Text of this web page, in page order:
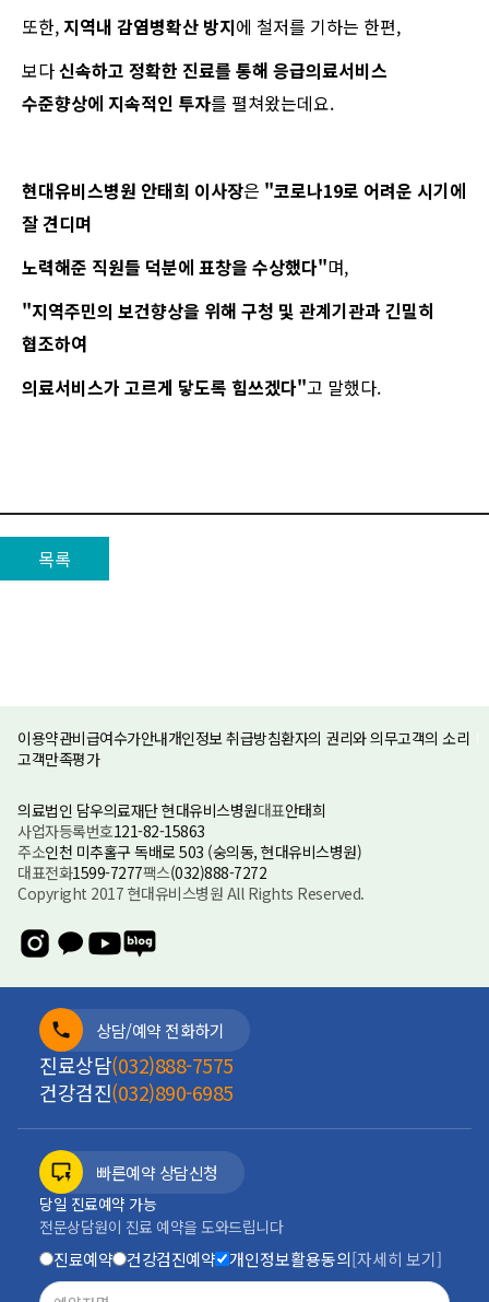
또한,지역내 감염병확산 방지에 철저를 기하는 한편,
보다신속하고 정확한 진료를 통해 응급의료서비스
수준향상에 지속적인 투자를 펼쳐왔는데요.
현대유비스병원 안태희 이사장은 "코로나19로 어려운 시기에
잘 견디며
노력해준 직원들 덕분에 표창을 수상했다"며,
"지역주민의 보건향상을 위해 구청 및 관계기관과 긴밀히
협조하여
의료서비스가 고르게 닿도록 힘쓰겠다"고 말했다.
목록
이용약관비급여수가안내개인정보 취급방침환자의 권리와 의무고객의 소리
고객만족평가
의료법인 담우의료재단 현대유비스병원대표안태희
사업자등록번호121-82-15863
주소인천 미추홀구 독배로 503 (숭의동, 현대유비스병원)
대표전화1599-7277팩스(032)888-7272
Copyright 2017 현대유비스병원 All Rights Reserved.
상담/예약 전화하기
진료상담(032)888-7575
건강검진(032)890-6985
빠른예약 상담신청
당일 진료예약 가능
전문상담원이 진료 예약을 도와드립니다
진료예약 건강검진예약 개인정보활용동의[자세히 보기]
진료예약 증상상담 전화안내